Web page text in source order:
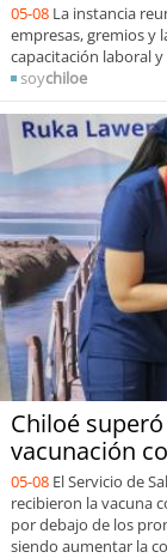
05-08 La instancia
empresas, gremios y
capacitación laboral
soychiloe
Chiloé
vacunación
05-08 El Servicio de
recibieron la vacuna
por debajo de los
siendo aumentar la